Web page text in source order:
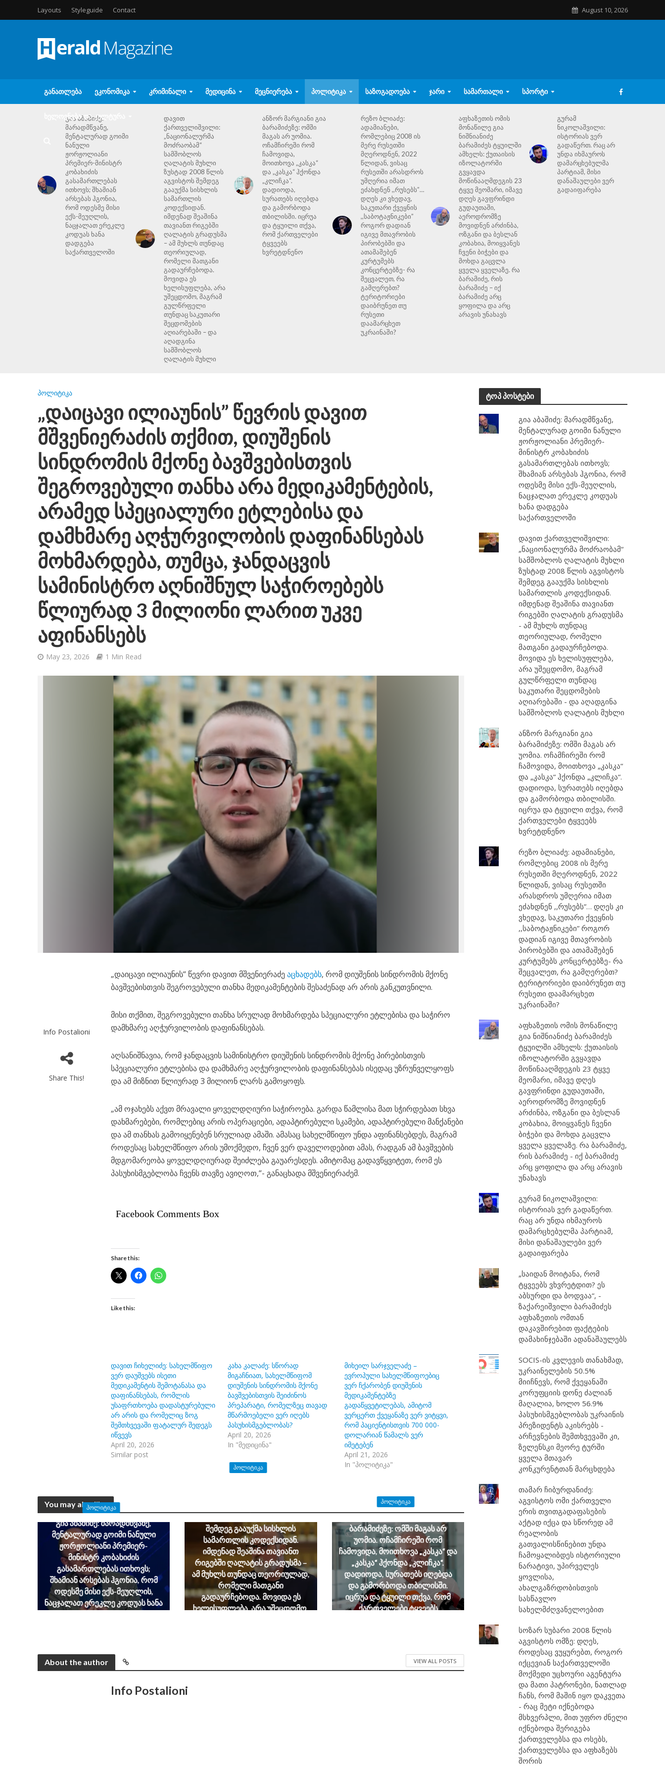
Layouts Styleguide Contact August 10, 2026
ᲒᲐᲜᲐᲗᲚᲔᲑᲐ ᲔᲙᲝᲜᲝᲛᲘᲙᲐ ᲙᲠᲘᲛᲘᲜᲐᲚᲘ ᲛᲔᲓᲘᲪᲘᲜᲐ ᲛᲔᲪᲜᲘᲔᲠᲔᲑᲐ ᲞᲝᲚᲘᲢᲘᲙᲐ ᲡᲐᲖᲝᲒᲐᲓᲝᲔᲑᲐ ᲯᲐᲠᲘ ᲡᲐᲛᲐᲠᲗᲐᲚᲘ ᲡᲞᲝᲠᲢᲘ
ᲮᲔᲚᲝᲕᲜᲔᲑᲐ ᲓᲐ ᲙᲣᲚᲢᲣᲠᲐ
გია აბაშიძე:
მარადმწვანე,
მენტალურად გოიმი
ნანული
ჟორჟოლიანი
პრემიერ-მინისტრ
კობახიძის
გასამართლებას
ითხოვს; შხამიან
არსებას ჰგონია,
რომ ოდესმე მისი
ექს-მეუღლის,
ნაცჯალათ ერეკლე
კოდუას ხანა
დადგება
საქართველოში
დავით
ქართველიშვილი:
„ნაციონალურმა
მოძრაობამ“
სამშობლოს
ღალატის მუხლი
ზუსტად 2008 წლის
აგვისტოს შემდეგ
გააუქმა სისხლის
სამართლის
კოდექსიდან.
იმდენად შეაშინა
თავიანთ რიგებში
ღალატის გრადუსმა
– ამ მუხლს თუნდაც
თეორიულად,
რომელი მათგანი
გადაურჩებოდა.
მოვიდა ეს
ხელისუფლება, არა
უშეცდომო, მაგრამ
გულწრფელი
თუნდაც საკუთარი
შეცდომების
აღიარებაში – და
აღადგინა
სამშობლოს
ღალატის მუხლი
ანზორ მარგიანი გია
ბარამიძეზე: ომში
მაგას არ უომია.
ოჩამჩირეში რომ
ჩამოვიდა,
მოითხოვა „კასკა“
და „კასკა“ ჰქონდა
„კლიჩკა“.
დადიოდა,
სურათებს იღებდა
და გამორბოდა
თბილისში. იცრუა
და ტყუილი თქვა,
რომ ქართველები
ტყვეებს
ხვრეტდნენო
რეზო ბლიაძე:
ადამიანები,
რომლებიც 2008 ის
მერე რუსეთში
მღეროდნენ, 2022
წლიდან, ვისაც
რუსეთში არასდროს
უმღერია იმათ
ეძახდნენ ,,რუსებს”…
დღეს კი ვხედავ,
საკუთარი ქვეყნის
,,საბოტაჟნიკები”
როგორ დადიან
იგივე მთავრობის
პირობებში და
ათამაშებენ
კურტუმებს
კონცერტებზე- რა
შეცვალეთ, რა
გამღერებთ?
ტერიტორიები
დაიბრუნეთ თუ
რუსეთი
დაამარცხეთ
უკრაინაში?
აფხაზეთის ომის
მონაწილე გია
ნიშნიანიძე
ბარამიძეს ტყუილში
ამხელს: ქუთაისის
იზოლატორში
გვყავდა
მოწინააღმდეგის 23
ტყვე მეომარი, იმავე
დღეს გავფრინდი
გუდაუთაში,
აეროდრომზე
მოვიდნენ არძინბა,
ოზგანი და ბესლან
კობახია, მოიყვანეს
ჩვენი ბიჭები და
მოხდა გაცვლა
ყველა ყველაზე. რა
ბარამიძე, რის
ბარამიძე – იქ
ბარამიძე არც
ყოფილა და არც
არავის უნახავს
გურამ
ნიკოლაშვილი:
ისტორიას ვერ
გადაწერთ. რაც არ
უნდა იხმაუროს
დამარცხებულმა
პარტიამ, მისი
დანაშაულები ვერ
გადაიფარება
ᲞᲝᲚᲘᲢᲘᲙᲐ
„დაიცავი ილიაუნის” წევრის დავით
მშვენიერაძის თქმით, დიუშენის
სინდრომის მქონე ბავშვებისთვის
შეგროვებული თანხა არა მედიკამენტების,
არამედ სპეციალური ეტლებისა და
დამხმარე აღჭურვილობის დაფინანსებას
მოხმარდება, თუმცა, ჯანდაცვის
სამინისტრო აღნიშნულ საჭიროებებს
წლიურად 3 მილიონი ლარით უკვე
აფინანსებს
May 23, 2026 1 Min Read
Info Postalioni
Share This!
„დაიცავი ილიაუნის“ წევრი დავით მშვენიერაძეაცხადებს, რომ დიუშენის სინდრომის მქონე
ბავშვებისთვის შეგროვებული თანხა მედიკამენტების შესაძენად არ არის განკუთვნილი.
მისი თქმით, შეგროვებული თანხა სრულად მოხმარდება სპეციალური ეტლებისა და საჭირო
დამხმარე აღჭურვილობის დაფინანსებას.
აღსანიშნავია, რომ ჯანდაცვის სამინისტრო დიუშენის სინდრომის მქონე პირებისთვის
სპეციალური ეტლებისა და დამხმარე აღჭურვილობის დაფინანსებას ისედაც უზრუნველყოფს
და ამ მიზნით წლიურად 3 მილიონ ლარს გამოყოფს.
„ამ ოჯახებს აქვთ მრავალი ყოველდღიური საჭიროება. გარდა წამლისა მათ სჭირდებათ სხვა
დახმარებები, რომლებიც არის ოპერაციები, ადაპტირებული სკამები, ადაპტირებული მანქანები
და ამ თანხას გამოიყენებენ სრულიად ამაში. ამასაც სახელმწიფო უნდა აფინანსებდეს, მაგრამ
როდესაც სახელმწიფო არის უმოქმედო, ჩვენ ვერ დაველოდებით ამას, რადგან ამ ბავშვების
მდგომარეობა ყოველდღიურად შეიძლება გაუარესდეს. ამიტომაც გადავწყვიტეთ, რომ ეს
პასუხისმგებლობა ჩვენს თავზე ავიღოთ,“- განაცხადა მშვენიერაძემ.
Facebook Comments Box
Share this:
Like this:
დავით ჩიხელიძე: სახელმწიფო
ვერ დაუშვებს ისეთი
მედიკამენტის შემოტანასა და
დაფინანსებას, რომლის
უსაფრთხოება დადასტურებული
არ არის და რომელიც ზოგ
შემთხვევაში ფატალურ შედეგს
იწვევს
April 20, 2026
Similar post
კახა კალაძე: სწორად
მიგაჩნიათ, სახელმწიფომ
დიუშენის სინდრომის მქონე
ბავშვებისთვის შეიძინოს
პრეპარატი, რომელზეც თავად
მწარმოებელი ვერ იღებს
პასუხისმგებლობას?
April 20, 2026
In "მედიცინა"
მიხეილ სარჯველაძე –
ევროპული სახელმწიფოებიც
ვერ ჩქარობენ დიუშენის
მედიკამენტებზე
გადაწყვეტილებას, ამიტომ
ვერცერთ ქვეყანაზე ვერ ვიტყვი,
რომ პაციენტისთვის 700 000-
დოლარიან წამალს ვერ
იმეტებენ
April 21, 2026
In "პოლიტიკა"
You may also like
ᲞᲝᲚᲘᲢᲘᲙᲐ
გია აბაშიძე: მარადმწვანე,
მენტალურად გოიმი ნანული
ჟორჟოლიანი პრემიერ-
მინისტრ კობახიძის
გასამართლებას ითხოვს;
შხამიან არსებას ჰგონია, რომ
ოდესმე მისი ექს-მეუღლის,
ნაცჯალათ ერეკლე კოდუას ხანა
ᲞᲝᲚᲘᲢᲘᲙᲐ
შემდეგ გააუქმა სისხლის
სამართლის კოდექსიდან.
იმდენად შეაშინა თავიანთ
რიგებში ღალატის გრადუსმა –
ამ მუხლს თუნდაც თეორიულად,
რომელი მათგანი
გადაურჩებოდა. მოვიდა ეს
ხელისუფლება, არა უშეცდომო,
ᲞᲝᲚᲘᲢᲘᲙᲐ
ბარამიძეზე: ომში მაგას არ
უომია. ოჩამჩირეში რომ
ჩამოვიდა, მოითხოვა „კასკა“ და
„კასკა“ ჰქონდა „კლიჩკა“.
დადიოდა, სურათებს იღებდა
და გამორბოდა თბილისში.
იცრუა და ტყუილი თქვა, რომ
ქართველები ტყვეებს
About the author VIEW ALL POSTS
Info Postalioni
ტოპ პოსტები
გია აბაშიძე: მარადმწვანე,
მენტალურად გოიმი ნანული
ჟორჟოლიანი პრემიერ-
მინისტრ კობახიძის
გასამართლებას ითხოვს;
შხამიან არსებას ჰგონია, რომ
ოდესმე მისი ექს-მეუღლის,
ნაცჯალათ ერეკლე კოდუას
ხანა დადგება
საქართველოში
დავით ქართველიშვილი:
„ნაციონალურმა მოძრაობამ“
სამშობლოს ღალატის მუხლი
ზუსტად 2008 წლის აგვისტოს
შემდეგ გააუქმა სისხლის
სამართლის კოდექსიდან.
იმდენად შეაშინა თავიანთ
რიგებში ღალატის გრადუსმა
- ამ მუხლს თუნდაც
თეორიულად, რომელი
მათგანი გადაურჩებოდა.
მოვიდა ეს ხელისუფლება,
არა უშეცდომო, მაგრამ
გულწრფელი თუნდაც
საკუთარი შეცდომების
აღიარებაში - და აღადგინა
სამშობლოს ღალატის მუხლი
ანზორ მარგიანი გია
ბარამიძეზე: ომში მაგას არ
უომია. ოჩამჩირეში რომ
ჩამოვიდა, მოითხოვა „კასკა“
და „კასკა“ ჰქონდა „კლიჩკა“.
დადიოდა, სურათებს იღებდა
და გამორბოდა თბილისში.
იცრუა და ტყუილი თქვა, რომ
ქართველები ტყვეებს
ხვრეტდნენო
რეზო ბლიაძე: ადამიანები,
რომლებიც 2008 ის მერე
რუსეთში მღეროდნენ, 2022
წლიდან, ვისაც რუსეთში
არასდროს უმღერია იმათ
ეძახდნენ ,,რუსებს”… დღეს კი
ვხედავ, საკუთარი ქვეყნის
,,საბოტაჟნიკები” როგორ
დადიან იგივე მთავრობის
პირობებში და ათამაშებენ
კურტუმებს კონცერტებზე- რა
შეცვალეთ, რა გამღერებთ?
ტერიტორიები დაიბრუნეთ თუ
რუსეთი დაამარცხეთ
უკრაინაში?
აფხაზეთის ომის მონაწილე
გია ნიშნიანიძე ბარამიძეს
ტყუილში ამხელს: ქუთაისის
იზოლატორში გვყავდა
მოწინააღმდეგის 23 ტყვე
მეომარი, იმავე დღეს
გავფრინდი გუდაუთაში,
აეროდრომზე მოვიდნენ
არძინბა, ოზგანი და ბესლან
კობახია, მოიყვანეს ჩვენი
ბიჭები და მოხდა გაცვლა
ყველა ყველაზე. რა ბარამიძე,
რის ბარამიძე - იქ ბარამიძე
არც ყოფილა და არც არავის
უნახავს
გურამ ნიკოლაშვილი:
ისტორიას ვერ გადაწერთ.
რაც არ უნდა იხმაუროს
დამარცხებულმა პარტიამ,
მისი დანაშაულები ვერ
გადაიფარება
„საიდან მოიტანა, რომ
ტყვეებს ვხვრეტდით? ეს
აბსურდი და ბოდვაა“, -
ზაქარეიშვილი ბარამიძეს
აფხაზეთის ომთან
დაკავშირებით ფაქტების
დამახინჯებაში ადანაშაულებს
SOCIS-ის კვლევის თანახმად,
უკრაინელების 50.5%
მიიჩნევს, რომ ქვეყანაში
კორუფციის დონე ძალიან
მაღალია, ხოლო 56.9%
პასუხისმგებლობას უკრაინის
პრეზიდენტს აკისრებს -
არჩევნების შემთხვევაში კი,
ზელენსკი მეორე ტურში
ყველა მთავარ
კონკურენტთან მარცხდება
თამარ ჩიბურდანიძე:
აგვისტოს ომი ქართველი
ერის თვითგადაფასების
აქტად იქცა და სწორედ ამ
რეალობის
გათვალისწინებით უნდა
ჩამოყალიბდეს ისტორიული
ნარატივი, უპირველეს
ყოვლისა,
ახალგაზრდობისთვის
სასწავლო
სახელმძღვანელოებით
სოზარ სუბარი 2008 წლის
აგვისტოს ომზე: დღეს,
როდესაც ვუყურებთ, როგორ
იქცევიან საქართველოში
მოქმედი უცხოური აგენტურა
და მათი პატრონები, ნათლად
ჩანს, რომ მაშინ იყო დაკვეთა
- რაც მეტი იქნებოდა
მსხვერპლი, მით უფრო ძნელი
იქნებოდა შერიგება
ქართველებსა და ოსებს,
ქართველებსა და აფხაზებს
შორის